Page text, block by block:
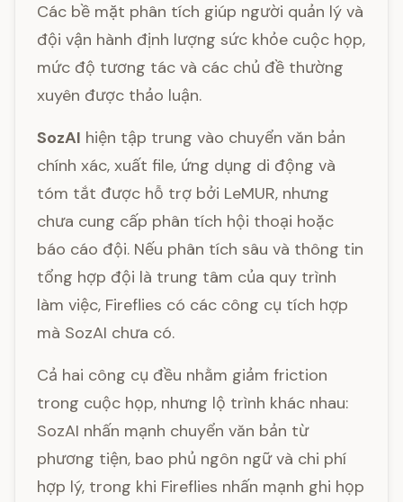
Các bề mặt phân tích giúp người quản lý và
đội vận hành định lượng sức khỏe cuộc họp,
mức độ tương tác và các chủ đề thường
xuyên được thảo luận.
SozAI hiện tập trung vào chuyển văn bản
chính xác, xuất file, ứng dụng di động và
tóm tắt được hỗ trợ bởi LeMUR, nhưng
chưa cung cấp phân tích hội thoại hoặc
báo cáo đội. Nếu phân tích sâu và thông tin
tổng hợp đội là trung tâm của quy trình
làm việc, Fireflies có các công cụ tích hợp
mà SozAI chưa có.
Cả hai công cụ đều nhằm giảm friction
trong cuộc họp, nhưng lộ trình khác nhau:
SozAI nhấn mạnh chuyển văn bản từ
phương tiện, bao phủ ngôn ngữ và chi phí
hợp lý, trong khi Fireflies nhấn mạnh ghi họp